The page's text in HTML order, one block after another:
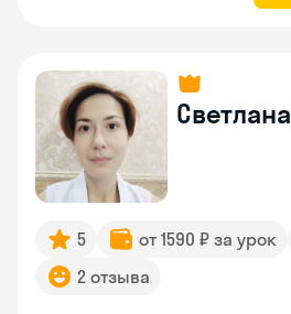
Светлана
5 от 1590 ₽ за урок
2 отзыва